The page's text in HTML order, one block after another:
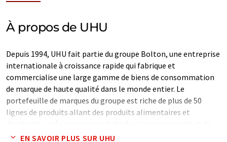
À propos de UHU
Depuis 1994, UHU fait partie du groupe Bolton, une entreprise
internationale à croissance rapide qui fabrique et
commercialise une large gamme de biens de consommation
de marque de haute qualité dans le monde entier. Le
portefeuille de marques du groupe est riche de plus de 50
lignes de produits allant des produits alimentaires et
beauté, en passant par les adhésifs et les colles.
EN SAVOIR PLUS SUR UHU